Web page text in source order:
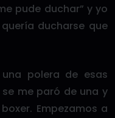
pude duchar” y yo
ducharse que
polera de esas
me paró de una y
Empezamos a